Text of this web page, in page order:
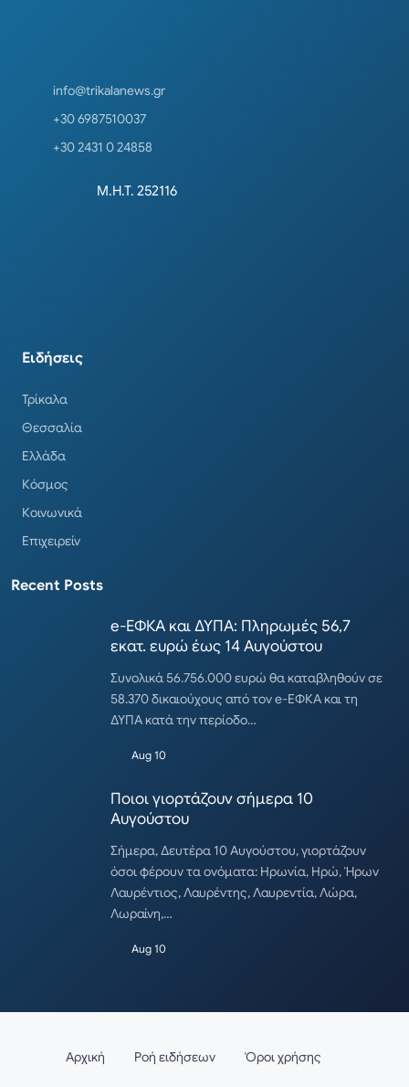
info@trikalanews.gr
+30 6987510037
+30 2431 0 24858
Μ.Η.Τ. 252116
Ειδήσεις
Τρίκαλα
Θεσσαλία
Ελλάδα
Κόσμος
Κοινωνικά
Επιχειρείν
Recent Posts
e-ΕΦΚΑ και ΔΥΠΑ: Πληρωμές 56,7
εκατ. ευρώ έως 14 Αυγούστου
Συνολικά 56.756.000 ευρώ θα καταβληθούν σε
58.370 δικαιούχους από τον e-ΕΦΚΑ και τη
ΔΥΠΑ κατά την περίοδο…
Aug 10
Ποιοι γιορτάζουν σήμερα 10
Αυγούστου
Σήμερα, Δευτέρα 10 Αυγούστου, γιορτάζουν
όσοι φέρουν τα ονόματα: Ηρωνία, Ηρώ, Ήρων
Λαυρέντιος, Λαυρέντης, Λαυρεντία, Λώρα,
Λωραίνη,…
Aug 10
Αρχική Ροή ειδήσεων Όροι χρήσης